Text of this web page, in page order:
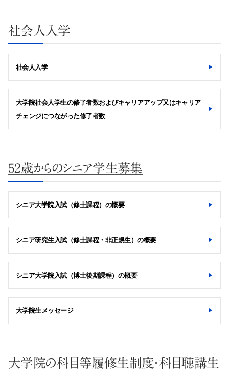
オープンキャンパス
各種手続
社会人入学
社会人入学
大学院社会人学生の修了者数およびキャリアアップ又はキャリア
チェンジにつながった修了者数
52歳からのシニア学生募集
シニア大学院入試（修士課程）の概要
シニア研究生入試（修士課程・非正規生）の概要
シニア大学院入試（博士後期課程）の概要
大学院生メッセージ
大学院の科目等履修生制度・科目聴講生